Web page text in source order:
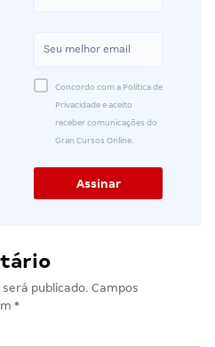
Concordo com a Política de
Privacidade e aceito
receber comunicações do
Gran Cursos Online.
publicado. Campos
*